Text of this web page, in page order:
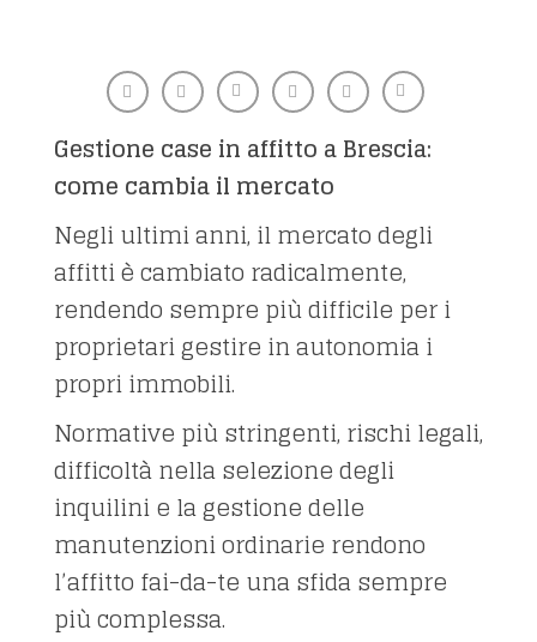
Gestione case in affitto a Brescia:
come cambia il mercato
Negli ultimi anni, il mercato degli
affitti è cambiato radicalmente,
rendendo sempre più difficile per i
proprietari gestire in autonomia i
propri immobili.
Normative più stringenti, rischi legali,
difficoltà nella selezione degli
inquilini e la gestione delle
manutenzioni ordinarie rendono
l’affitto fai-da-te una sfida sempre
più complessa.